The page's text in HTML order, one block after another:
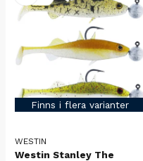
Finns i flera varianter
WESTIN
Westin Stanley The